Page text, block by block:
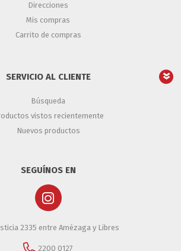
Direcciones
Mis compras
Carrito de compras
SERVICIO AL CLIENTE
Búsqueda
vistos recientemente
Nuevos productos
SEGUÍNOS EN
2335 entre Amézaga y Libres
2200 0127